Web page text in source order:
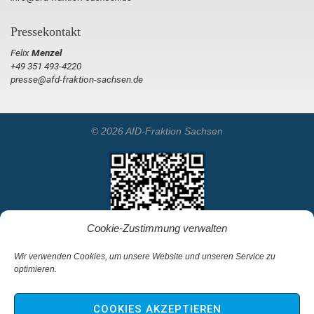
Cookie-Zustimmung verwalten
Wir verwenden Cookies, um unsere Website und unseren Service zu
optimieren.
COOKIES AKZEPTIEREN
Pressekontakt
FelixMenzel
+49 351 493-4220
presse@afd-fraktion-sachsen.de
© 2026 AfD-Fraktion Sachsen
Startseite
Kontakt